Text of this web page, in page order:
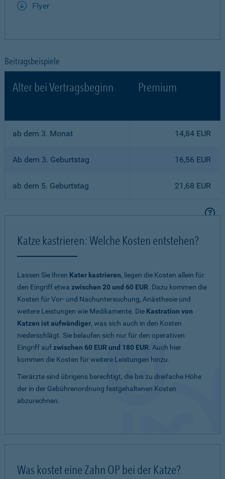
Flyer
Beitragsbeispiele
Alter bei Vertragsbeginn Premium
ab dem 3. Monat 14,84 EUR
Ab dem 3. Geburtstag 16,56 EUR
ab dem 5. Geburtstag 21,68 EUR
Katze kastrieren: Welche Kosten entstehen?
Lassen Sie Ihren Kater kastrieren, liegen die Kosten allein für
den Eingriff etwa zwischen 20 und 60 EUR. Dazu kommen die
Kosten für Vor- und Nachuntersuchung, Anästhesie und
weitere Leistungen wie Medikamente. Die Kastration von
Katzen ist aufwändiger, was sich auch in den Kosten
niederschlägt. Sie belaufen sich nur für den operativen
Eingriff aufzwischen 60 EUR und 180 EUR. Auch hier
kommen die Kosten für weitere Leistungen hinzu.
Tierärzte sind übrigens berechtigt, die bis zu dreifache Höhe
der in der Gebührenordnung festgehaltenen Kosten
abzurechnen.
Was kostet eine Zahn OP bei der Katze?